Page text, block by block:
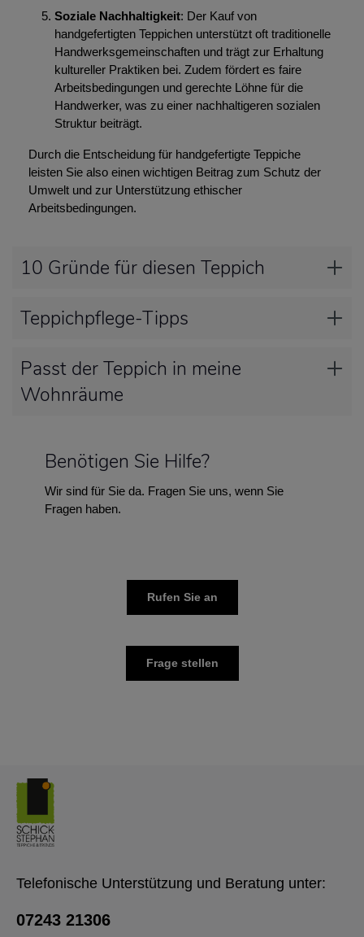
Soziale Nachhaltigkeit: Der Kauf von
handgefertigten Teppichen unterstützt oft traditionelle
Handwerksgemeinschaften und trägt zur Erhaltung
kultureller Praktiken bei. Zudem fördert es faire
Arbeitsbedingungen und gerechte Löhne für die
Handwerker, was zu einer nachhaltigeren sozialen
Struktur beiträgt.
Durch die Entscheidung für handgefertigte Teppiche
leisten Sie also einen wichtigen Beitrag zum Schutz der
Umwelt und zur Unterstützung ethischer
Arbeitsbedingungen.
10 Gründe für diesen Teppich
Teppichpflege-Tipps
Passt der Teppich in meine
Wohnräume
Benötigen Sie Hilfe?
Wir sind für Sie da. Fragen Sie uns, wenn Sie
Fragen haben.
Rufen Sie an
Frage stellen
Telefonische Unterstützung und Beratung unter:
07243 21306